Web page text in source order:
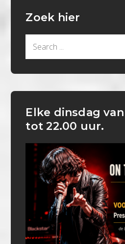
Zoek hier
Elke dinsdag
tot 22.00 uur.